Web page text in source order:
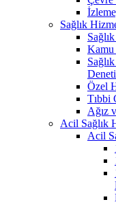
Sağlık
Kamu
Özel
Tıbbi
Ağız
Acil Sağlık
Acil